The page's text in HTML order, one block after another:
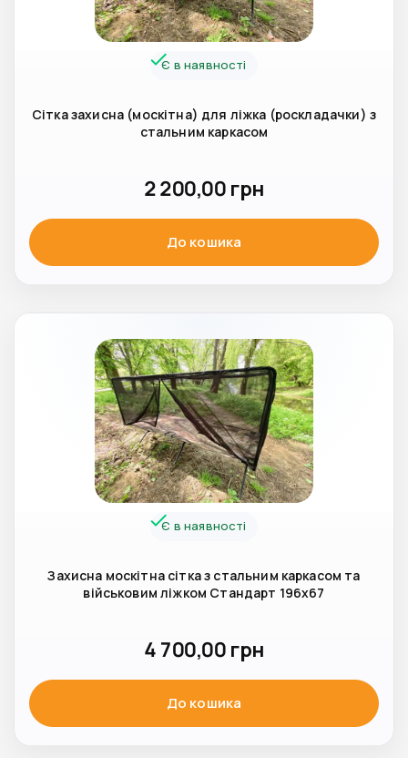
Є в наявності
Сітка захисна (москітна) для ліжка (роскладачки) з
стальним каркасом
2 200,00 грн
До кошика
Є в наявності
Захисна москітна сітка з стальним каркасом та
військовим ліжком Стандарт 196x67
4 700,00 грн
До кошика